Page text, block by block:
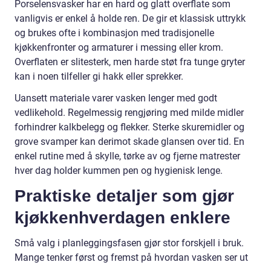
Porselensvasker har en hard og glatt overflate som
vanligvis er enkel å holde ren. De gir et klassisk uttrykk
og brukes ofte i kombinasjon med tradisjonelle
kjøkkenfronter og armaturer i messing eller krom.
Overflaten er slitesterk, men harde støt fra tunge gryter
kan i noen tilfeller gi hakk eller sprekker.
Uansett materiale varer vasken lenger med godt
vedlikehold. Regelmessig rengjøring med milde midler
forhindrer kalkbelegg og flekker. Sterke skuremidler og
grove svamper kan derimot skade glansen over tid. En
enkel rutine med å skylle, tørke av og fjerne matrester
hver dag holder kummen pen og hygienisk lenge.
Praktiske detaljer som gjør
kjøkkenhverdagen enklere
Små valg i planleggingsfasen gjør stor forskjell i bruk.
Mange tenker først og fremst på hvordan vasken ser ut